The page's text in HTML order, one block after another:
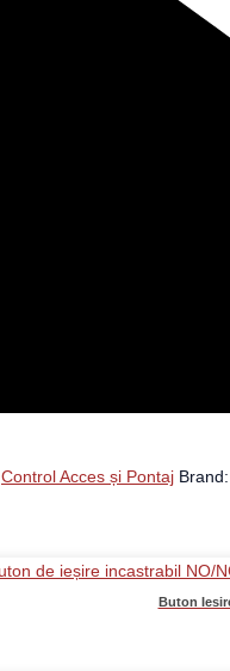
Control Acces și Pontaj Brand:
Buton